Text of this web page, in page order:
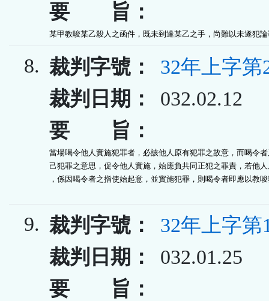
要 旨：
某甲教唆某乙殺人之函件，既未到達某乙之手，尚難以未遂犯
8. 裁判字號：
32年上字第
裁判日期：
032.02.12
要 旨：
當場喝令他人實施犯罪者，必該他人原有犯罪之故意，而喝令
己犯罪之意思，促令他人實施，始應負共同正犯之罪責，若他
，係因喝令者之指使始起意，並實施犯罪，則喝令者即應以教
9. 裁判字號：
32年上字第
裁判日期：
032.01.25
要 旨：